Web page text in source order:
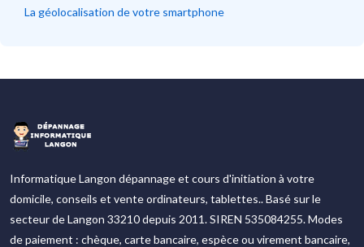
La géolocalisation de votre smartphone
Informatique Langon dépannage et cours d'initiation à votre
domicile, conseils et vente ordinateurs, tablettes.. Basé sur le
secteur de Langon 33210 depuis 2011. SIREN 535084255. Modes
de paiement : chèque, carte bancaire, espèce ou virement bancaire,